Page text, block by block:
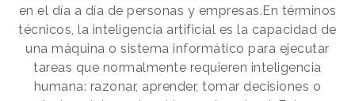
en el día a día de personas y empresas.En términos
técnicos, la inteligencia artificial es la capacidad de
una máquina o sistema informático para ejecutar
tareas que normalmente requieren inteligencia
humana: razonar, aprender, tomar decisiones o